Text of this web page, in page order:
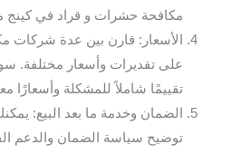
مكافحة حشرات و قراد في كينج
الأسعار: قارن بين عدة شركات
على تقديرات وأسعار مختلفة.
تقييمًا شاملاً للمشكلة وأسعارًا
الضمان وخدمة ما بعد البيع:
توضيح سياسة الضمان والدعم